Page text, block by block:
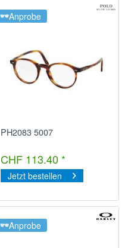
Anprobe
PH2083 5007
CHF 113.40 *
Jetzt bestellen
Anprobe